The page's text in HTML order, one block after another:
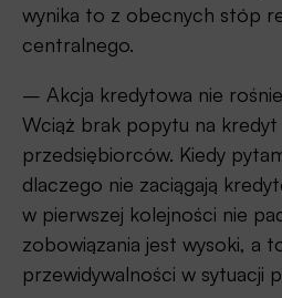
wynika to z obecnych stóp
centralnego.
– Akcja kredytowa nie
Wciąż brak popytu na
przedsiębiorców. Kiedy
dlaczego nie zaciągają
w pierwszej kolejności nie
zobowiązania jest wysoki, a
przewidywalności w sytuacji